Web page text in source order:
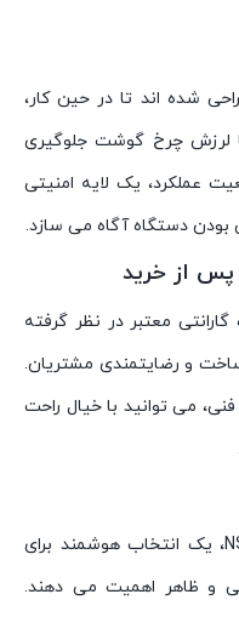
شده اند تا در حین کار،
لرزش چرخ گوشت جلوگیری
عملکرد، یک لایه‌ امنیتی
دستگاه آگاه می‌ سازد.
برای این محصول، ۱۸ ماه گارانتی معتبر در نظر گرفته
و رضایتمندی مشتریان.
می توانید با خیال راحت
چرخ گوشت ناسا الکتریک مدل NS-317، یک انتخاب هوشمند برای
و ظاهر اهمیت می دهند.